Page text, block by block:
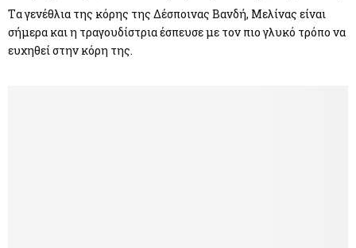
Tα γενέθλια της κόρης της Δέσποινας Βανδή, Μελίνας είναι
σήμερα και η τραγουδίστρια έσπευσε με τον πιο γλυκό τρόπο να
ευχηθεί στην κόρη της.